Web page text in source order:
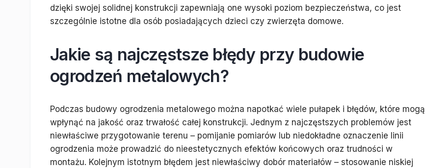
dzięki swojej solidnej konstrukcji zapewniają one wysoki poziom bezpieczeństwa, co jest
szczególnie istotne dla osób posiadających dzieci czy zwierzęta domowe.
Jakie są najczęstsze błędy przy budowie
ogrodzeń metalowych?
Podczas budowy ogrodzenia metalowego można napotkać wiele pułapek i błędów, które mogą
wpłynąć na jakość oraz trwałość całej konstrukcji. Jednym z najczęstszych problemów jest
niewłaściwe przygotowanie terenu – pomijanie pomiarów lub niedokładne oznaczenie linii
ogrodzenia może prowadzić do nieestetycznych efektów końcowych oraz trudności w
montażu. Kolejnym istotnym błędem jest niewłaściwy dobór materiałów – stosowanie niskiej